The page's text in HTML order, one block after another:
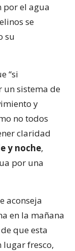
por el agua
se
su
“si
un sistema de
y
no todos
claridad
y noche,
por una
aconseja
en la mañana
que esta
lugar fresco,